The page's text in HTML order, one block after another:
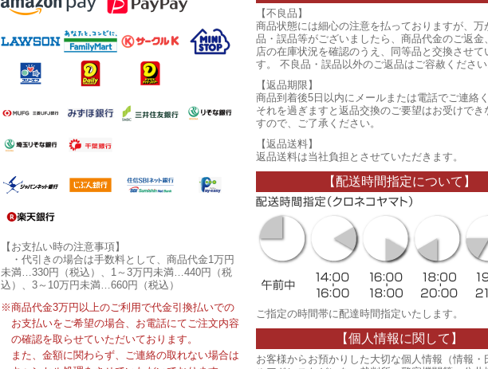
【お支払い時の注意事項】
・代引きの場合は手数料として、商品代金1万円
未満…330円（税込）、1～3万円未満…440円（税
込）、3～10万円未満…660円（税込）
※商品代金3万円以上のご利用で代金引換払いでの
お支払いをご希望の場合、お電話にてご注文内容
の確認を取らせていただいております。
また、金額に関わらず、ご連絡の取れない場合は
【不良品】
商品状態には細心の注意を払っておりますが、万
品・誤品等がございましたら、商品代金のご返金
店の在庫状況を確認のうえ、同等品と交換させて
す。 不良品・誤品以外のご返品はご容赦ください
【返品期限】
商品到着後5日以内にメールまたは電話でご連絡く
それを過ぎますと返品交換のご要望はお受けでき
すので、ご了承ください。
【返品送料】
返品送料は当社負担とさせていただきます。
【配送時間指定について】
ご指定の時間帯に配達時間指定いたします。
【個人情報に関して】
お客様からお預かりした大切な個人情報（情報・